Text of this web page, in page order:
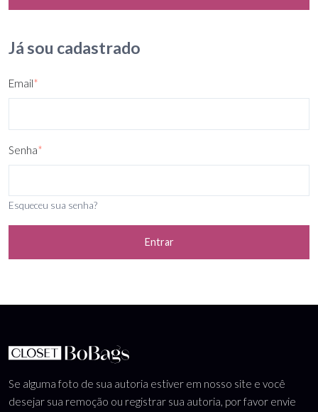
Já sou cadastrado
Email*
Senha*
Esqueceu sua senha?
Entrar
Se alguma foto de sua autoria estiver em nosso site e você
desejar sua remoção ou registrar sua autoria, por favor envie